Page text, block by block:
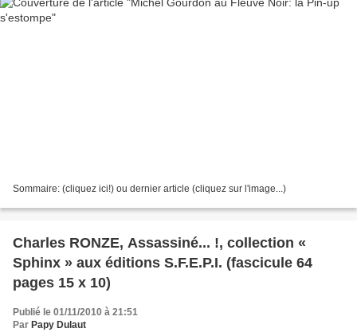
Sommaire: (cliquez ici!) ou dernier article (cliquez sur l'image...)
Charles RONZE, Assassiné... !, collection «
Sphinx » aux éditions S.F.E.P.I. (fascicule 64
pages 15 x 10)
Publié le 01/11/2010 à 21:51
Par Papy Dulaut